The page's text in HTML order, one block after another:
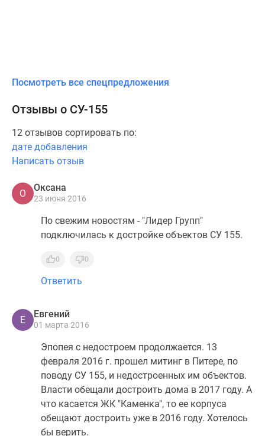
Посмотреть все спецпредложения
Отзывы о СУ-155
12 отзывов сортировать по:
дате добавления
Написать отзыв
О
Оксана
23 июня 2016
По свежим новостям - "Лидер Групп"
подключилась к достройке объектов СУ 155.
0 0
Ответить
Е
Евгений
01 марта 2016
Эпопея с недостроем продолжается. 13
февраля 2016 г. прошел митинг в Питере, по
поводу СУ 155, и недостроенных им объектов.
Власти обещали достроить дома в 2017 году. А
что касается ЖК "Каменка", то ее корпуса
обещают достроить уже в 2016 году. Хотелось
бы верить.